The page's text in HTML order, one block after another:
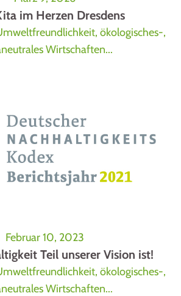
im Herzen Dresdens
ökologisches-,
Wirtschaften...
Februar 10, 2023
Teil unserer Vision ist!
ökologisches-,
Wirtschaften...